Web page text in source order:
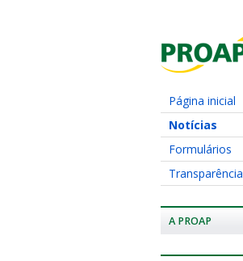
Página inicial
Notícias
Formulários
Transparência
A PROAP